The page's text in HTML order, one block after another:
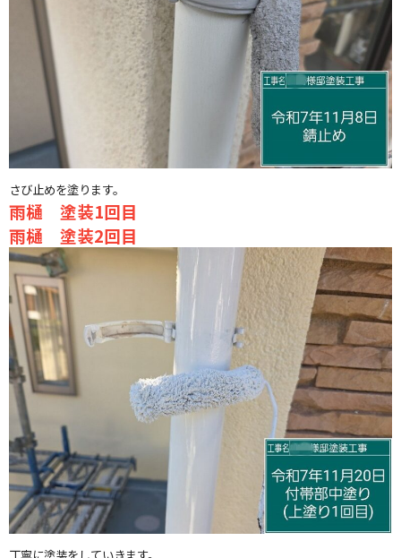
さび止めを塗ります。
雨樋 塗装1回目
雨樋 塗装2回目